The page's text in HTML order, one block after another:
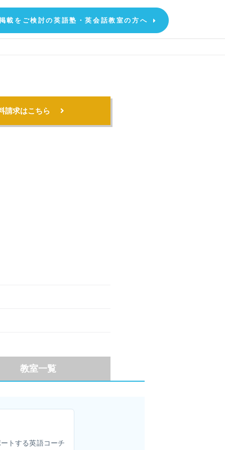
載をご検討の英語塾・英会話教室の方へ
請求はこちら
教室一覧
トする英語コーチ